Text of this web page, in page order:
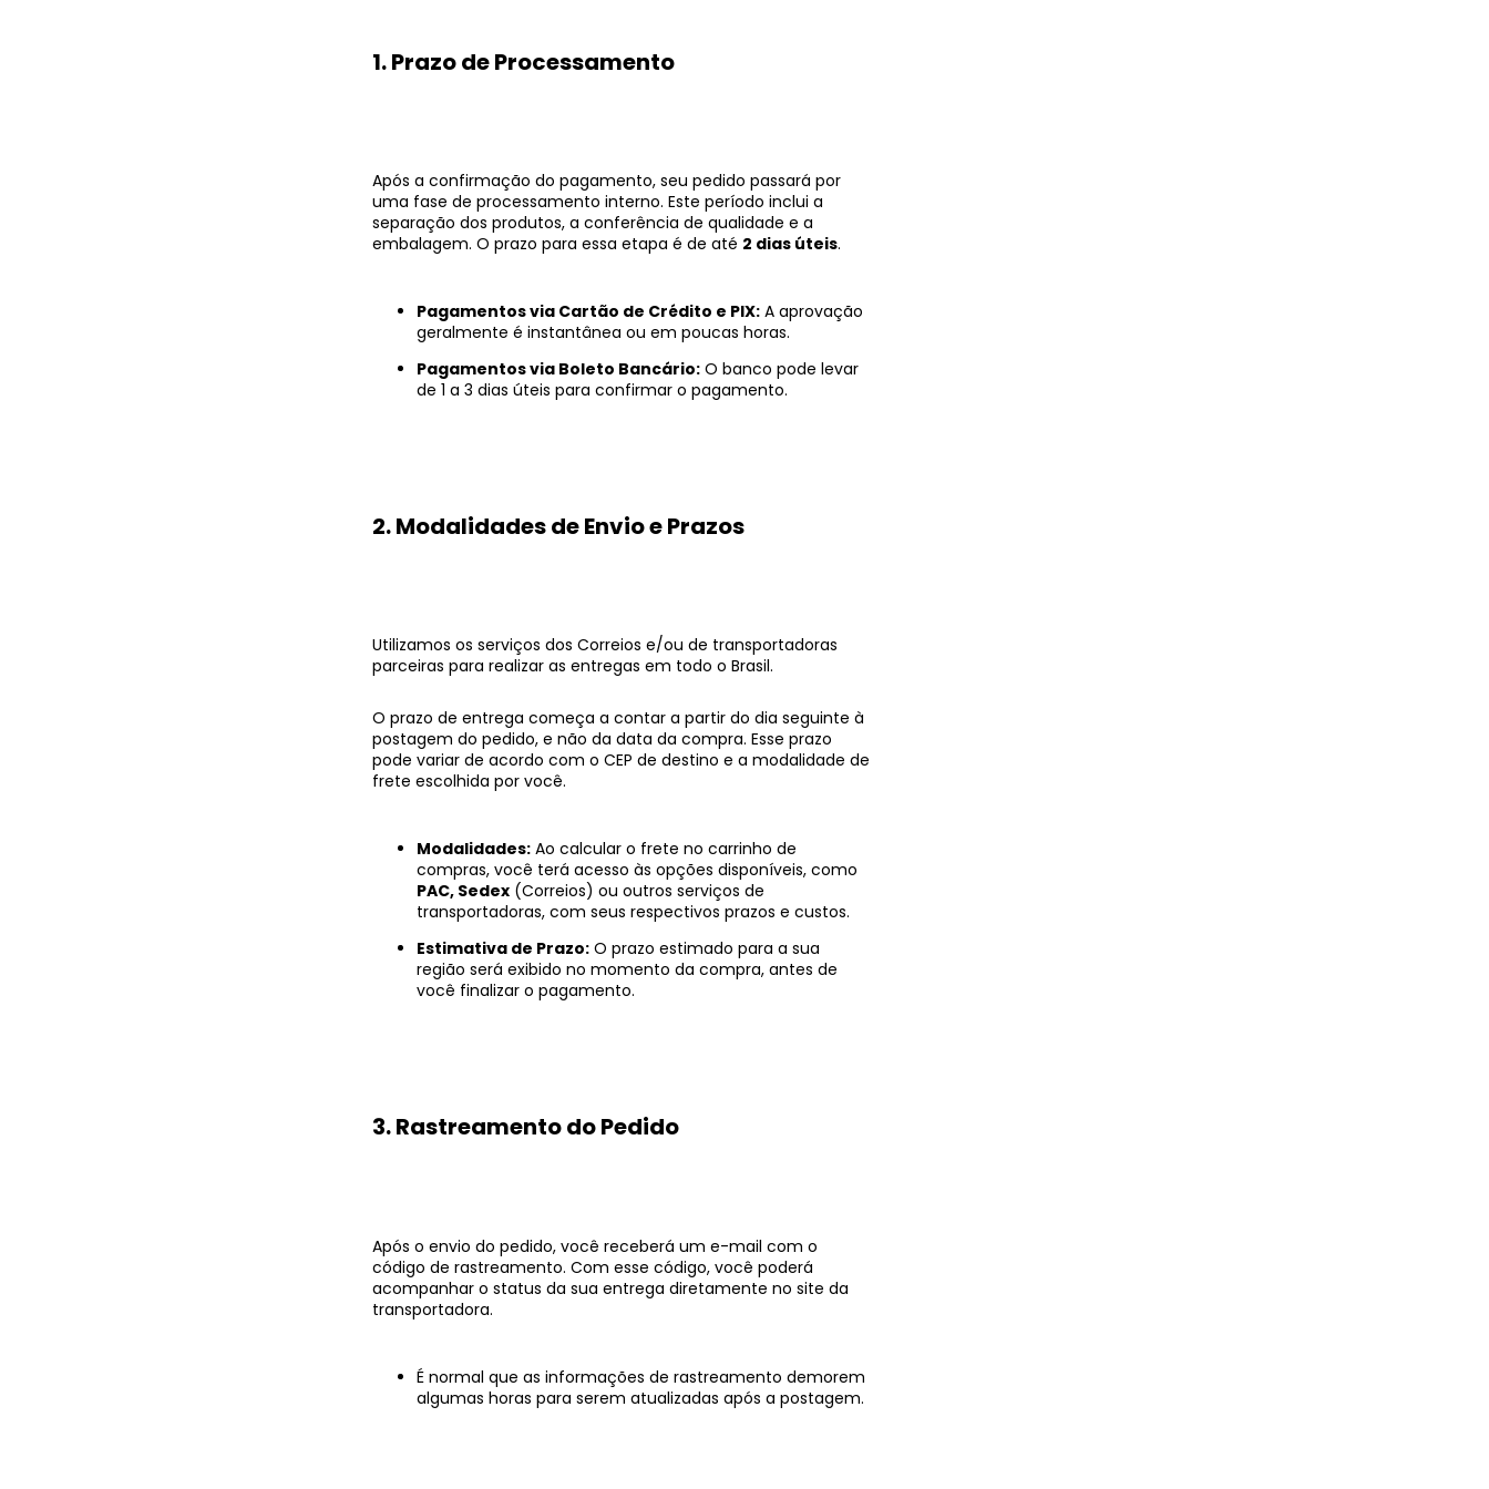
1. Prazo de Processamento
Após a confirmação do pagamento, seu pedido passará por
uma fase de processamento interno. Este período inclui a
separação dos produtos, a conferência de qualidade e a
embalagem. O prazo para essa etapa é de até 2 dias úteis.
Pagamentos via Cartão de Crédito e PIX: A aprovação
geralmente é instantânea ou em poucas horas.
Pagamentos via Boleto Bancário: O banco pode levar
de 1 a 3 dias úteis para confirmar o pagamento.
2. Modalidades de Envio e Prazos
Utilizamos os serviços dos Correios e/ou de transportadoras
parceiras para realizar as entregas em todo o Brasil.
O prazo de entrega começa a contar a partir do dia seguinte à
postagem do pedido, e não da data da compra. Esse prazo
pode variar de acordo com o CEP de destino e a modalidade de
frete escolhida por você.
Modalidades: Ao calcular o frete no carrinho de
compras, você terá acesso às opções disponíveis, como
PAC, Sedex (Correios) ou outros serviços de
transportadoras, com seus respectivos prazos e custos.
Estimativa de Prazo: O prazo estimado para a sua
região será exibido no momento da compra, antes de
você finalizar o pagamento.
3. Rastreamento do Pedido
Após o envio do pedido, você receberá um e-mail com o
código de rastreamento. Com esse código, você poderá
acompanhar o status da sua entrega diretamente no site da
transportadora.
É normal que as informações de rastreamento demorem
algumas horas para serem atualizadas após a postagem.